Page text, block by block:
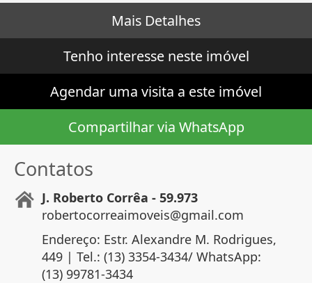
Mais Detalhes
Tenho interesse neste imóvel
Agendar uma visita a este imóvel
Compartilhar via WhatsApp
Contatos
J. Roberto Corrêa - 59.973
robertocorreaimoveis@gmail.com
Endereço: Estr. Alexandre M. Rodrigues,
449 | Tel.: (13) 3354-3434/ WhatsApp:
(13) 99781-3434